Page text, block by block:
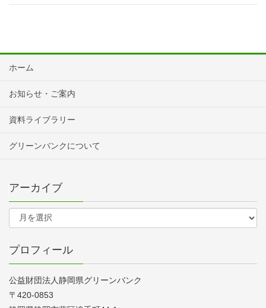
ホーム
お知らせ・ご案内
資料ライブラリー
グリーンバンクについて
アーカイブ
プロフィール
公益財団法人静岡県グリーンバンク
〒420-0853